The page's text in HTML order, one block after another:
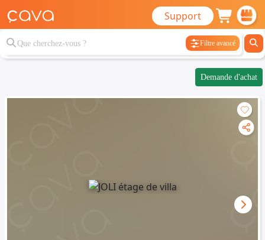
Support
Filtre avancé
Demande d'achat